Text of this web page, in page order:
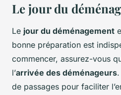
Le jour du
Le jour du déménagement
bonne préparation est
commencer, assurez-vous
l’arrivée des déménageurs
de passages pour faciliter